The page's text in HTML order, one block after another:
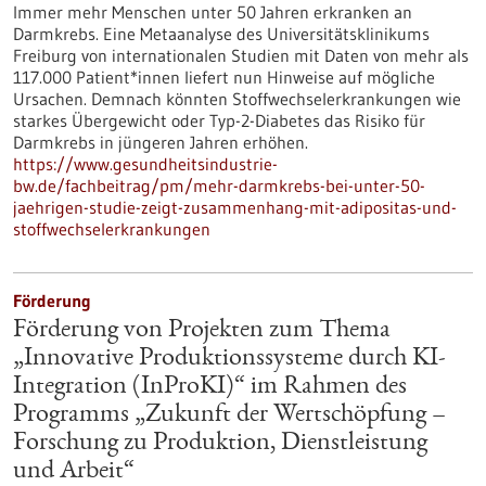
Immer mehr Menschen unter 50 Jahren erkranken an
Darmkrebs. Eine Metaanalyse des Universitätsklinikums
Freiburg von internationalen Studien mit Daten von mehr als
117.000 Patient*innen liefert nun Hinweise auf mögliche
Ursachen. Demnach könnten Stoffwechselerkrankungen wie
starkes Übergewicht oder Typ-2-Diabetes das Risiko für
Darmkrebs in jüngeren Jahren erhöhen.
https://www.gesundheitsindustrie-
bw.de/fachbeitrag/pm/mehr-darmkrebs-bei-unter-50-
jaehrigen-studie-zeigt-zusammenhang-mit-adipositas-und-
stoffwechselerkrankungen
Förderung
Förderung von Projekten zum Thema
„Innovative Produktionssysteme durch KI-
Integration (InProKI)“ im Rahmen des
Programms „Zukunft der Wertschöpfung –
Forschung zu Produktion, Dienstleistung
und Arbeit“